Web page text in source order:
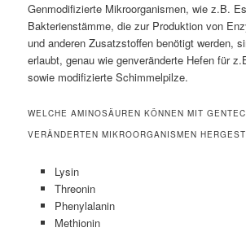
Genmodifizierte Mikroorganismen, wie z.B.
Bakterienstämme, die zur Produktion von
und anderen Zusatzstoffen benötigt werden,
erlaubt, genau wie genveränderte Hefen für
sowie modifizierte Schimmelpilze.
WELCHE AMINOSÄUREN KÖNNEN MIT
VERÄNDERTEN MIKROORGANISMEN
Lysin
Threonin
Phenylalanin
Methionin